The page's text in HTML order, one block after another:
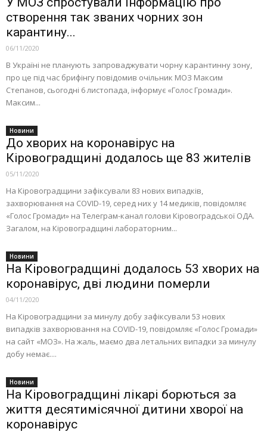
створення так званих чорних зон
карантину...
06/11/2020
В Україні не планують запроваджувати чорну карантинну зону,
про це під час брифінгу повідомив очільник МОЗ Максим
Степанов, сьогодні 6 листопада, інформує «Голос Громади».
Максим...
Новини
До хворих на коронавірус на
Кіровоградщині додалось ще 83 жителів
05/11/2020
На Кіровоградщини зафіксували 83 нових випадків,
захворювання на COVID-19, серед них у 14 медиків, повідомляє
«Голос Громади» на Телеграм-канал голови Кіровоградської ОДА.
Загалом, на Кіровоградщині лабораторним...
Новини
На Кіровоградщині додалось 53 хворих на
коронавірус, дві людини померли
04/11/2020
На Кіровоградщини за минулу добу зафіксували 53 нових
випадків захворювання на COVID-19, повідомляє «Голос Громади»
на сайт «МОЗ». На жаль, маємо два летальних випадки за минулу
добу немає....
Новини
На Кіровоградщині лікарі борються за
життя десятимісячної дитини хворої на
коронавірус